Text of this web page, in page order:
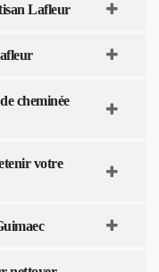
Lafleur
cheminée
votre